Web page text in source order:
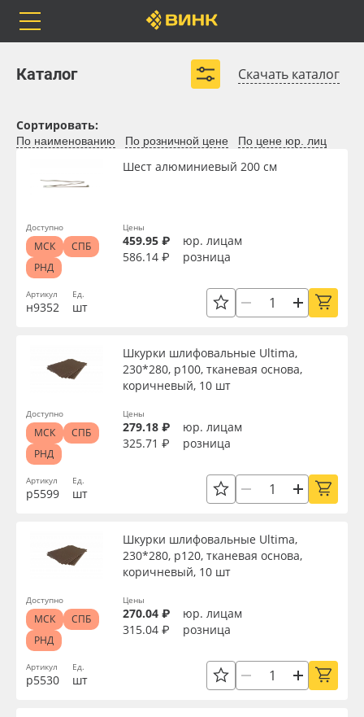
Бренды
Бренды
Доставка
Сервис
Инструкции
Компания
Контакты
Избранное
8 800 550 7888
Самоклеящиеся плёнки
Листовые материалы
Клей, скотчи и крепёж
Мобильные конструкции и POS-материалы
Профильные системы
Сублимация и термотрансфер
Светотехника
Упаковочные материалы
Оборудование и инструмент
Каталог Скачать каталог
Рулонные материалы
Самоклеящиеся плёнки
Клей, скотчи и крепёж
Мобильные конструкции и POS-материалы
Профильные системы
Развернуть (5)
Сбросить фильтр
Сортировать:
По наименованию По розничной цене По цене юр. лиц
Артикул
н9352
Шест алюминиевый 200 см
Ед.
шт
Цены
459.95 ₽
юр. лицам
586.14 ₽
розница
Доступно
МСК
СПБ
РНД
Артикул
р5599
Шкурки шлифовальные Ultima,
230*280, р100, тканевая основа,
коричневый, 10 шт
Ед.
шт
Цены
279.18 ₽
юр. лицам
325.71 ₽
розница
Доступно
МСК
СПБ
РНД
Артикул
р5530
Шкурки шлифовальные Ultima,
230*280, р120, тканевая основа,
коричневый, 10 шт
Ед.
шт
Цены
270.04 ₽
юр. лицам
315.04 ₽
розница
Доступно
МСК
СПБ
РНД